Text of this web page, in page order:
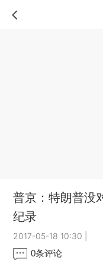
普京：特朗普没
纪录
2017-05-18 10:30
0条评论